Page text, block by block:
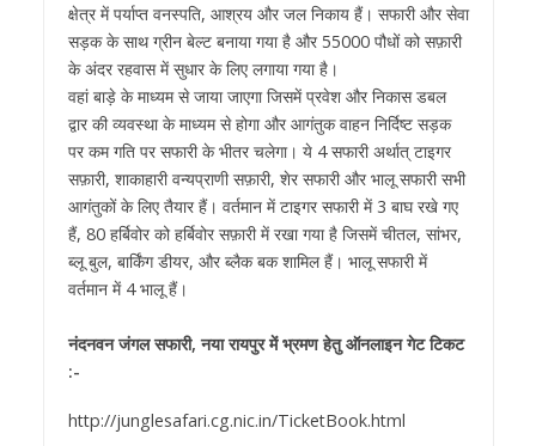
क्षेत्र में पर्याप्त वनस्पति, आश्रय और जल निकाय हैं। सफारी और सेवा
सड़क के साथ ग्रीन बेल्ट बनाया गया है और 55000 पौधों को सफ़ारी
के अंदर रहवास में सुधार के लिए लगाया गया है।
वहां बाड़े के माध्यम से जाया जाएगा जिसमें प्रवेश और निकास डबल
द्वार की व्यवस्था के माध्यम से होगा और आगंतुक वाहन निर्दिष्ट सड़क
पर कम गति पर सफारी के भीतर चलेगा। ये 4 सफारी अर्थात् टाइगर
सफ़ारी, शाकाहारी वन्यप्राणी सफ़ारी, शेर सफारी और भालू सफारी सभी
आगंतुकों के लिए तैयार हैं। वर्तमान में टाइगर सफारी में 3 बाघ रखे गए
हैं, 80 हर्बिवोर को हर्बिवोर सफ़ारी में रखा गया है जिसमें चीतल, सांभर,
ब्लू बुल, बार्किंग डीयर, और ब्लैक बक शामिल हैं। भालू सफारी में
वर्तमान में 4 भालू हैं।
नंदनवन जंगल सफारी, नया रायपुर में भ्रमण हेतु ऑनलाइन गेट टिकट
:-
http://junglesafari.cg.nic.in/TicketBook.html